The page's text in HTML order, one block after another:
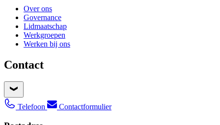
Over ons
Governance
Lidmaatschap
Werkgroepen
Werken bij ons
Contact
Telefoon Contactformulier